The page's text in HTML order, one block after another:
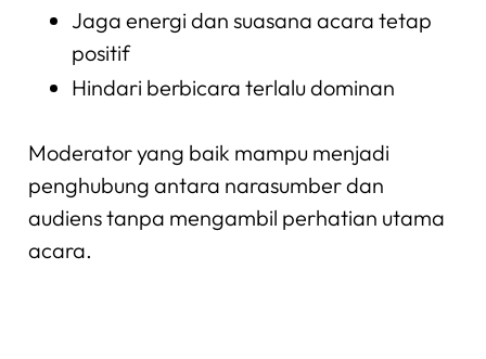
Jaga energi dan suasana acara tetap
positif
Hindari berbicara terlalu dominan
Moderator yang baik mampu menjadi
penghubung antara narasumber dan
audiens tanpa mengambil perhatian utama
acara.